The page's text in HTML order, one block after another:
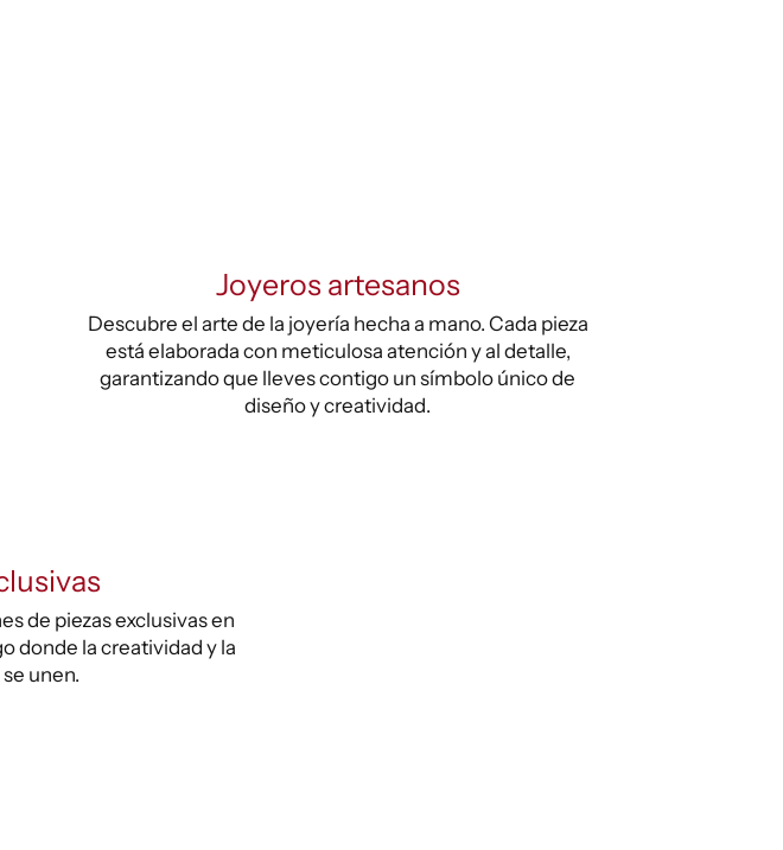
Joyeros artesanos
Descubre el arte de la joyería hecha a mano. Cada pieza
está elaborada con meticulosa atención y al detalle,
garantizando que lleves contigo un símbolo único de
diseño y creatividad.
de piezas exclusivas en
donde la creatividad y la
unen.